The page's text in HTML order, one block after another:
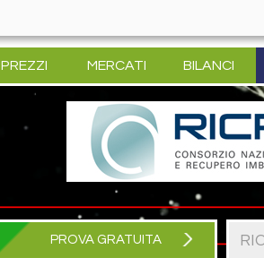
PREZZI MERCATI BILANCI
PROVA GRATUITA